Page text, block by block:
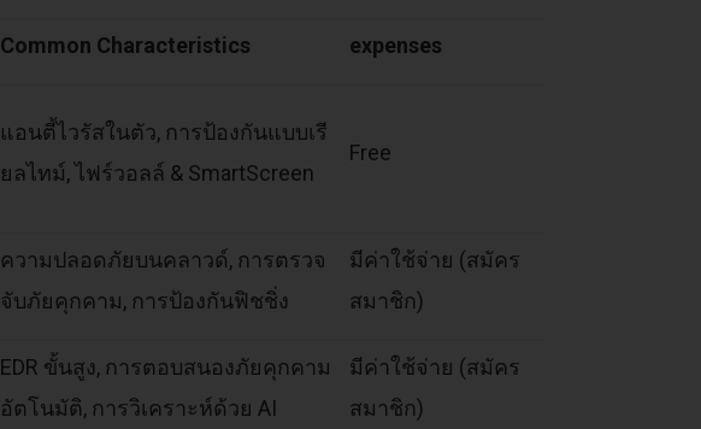
Common Characteristics expenses
แอนตี้ไวรัสในตัว, การป้องกันแบบเรี
ยลไทม์, ไฟร์วอลล์ & SmartScreen
Free
ความปลอดภัยบนคลาวด์, การตรวจ
จับภัยคุกคาม, การป้องกันฟิชชิ่ง
มีค่าใช้จ่าย (สมัคร
สมาชิก)
EDR ขั้นสูง, การตอบสนองภัยคุกคาม
อัตโนมัติ, การวิเคราะห์ด้วย AI
มีค่าใช้จ่าย (สมัคร
สมาชิก)